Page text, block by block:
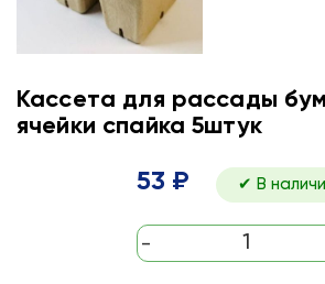
Кассета для рассады
ячейки спайка 5штук
53 ₽ ✔ В
-